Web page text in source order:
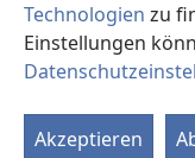
Technologien zu
Einstellungen
Akzeptieren
Copyright© 2026 Watch